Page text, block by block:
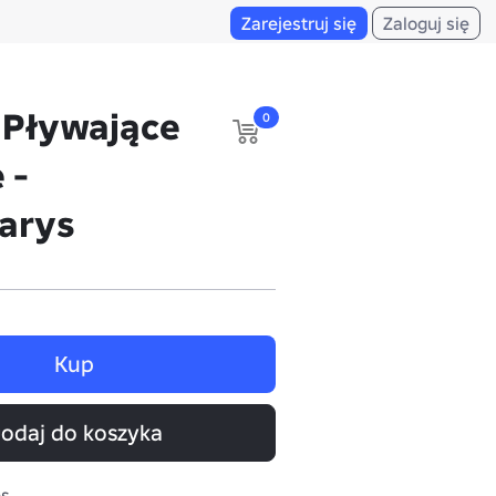
Zarejestruj się Zaloguj się
-
0
Kup
do koszyka